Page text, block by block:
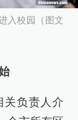
入校园（图文
关负责人介